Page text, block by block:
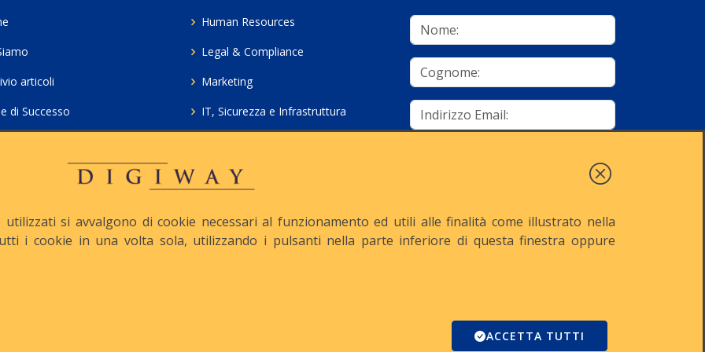
articoli
di Successo
Human Resources
Legal & Compliance
Marketing
IT, Sicurezza e Infrastruttura
Consulenza ICT e Licenze
si avvalgono di cookie necessari al funzionamento ed utili alle finalità come illustrato nella
i cookie in una volta sola, utilizzando i pulsanti nella parte inferiore di questa finestra oppure
ACCETTA TUTTI